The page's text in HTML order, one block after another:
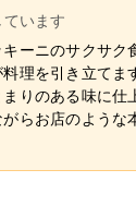
います
ーニのサクサク
料理を引き立てま
りのある味に仕
らお店のような